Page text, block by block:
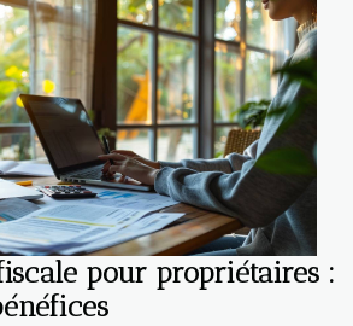
pour propriétaires :